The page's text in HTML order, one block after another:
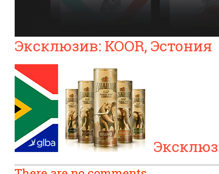
Эксклюзив: KOOR, Эстония